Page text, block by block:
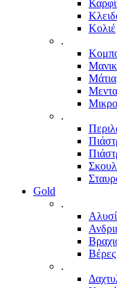
Κολιέ
.
Μάτια
.
Gold
.
Βέρες
.